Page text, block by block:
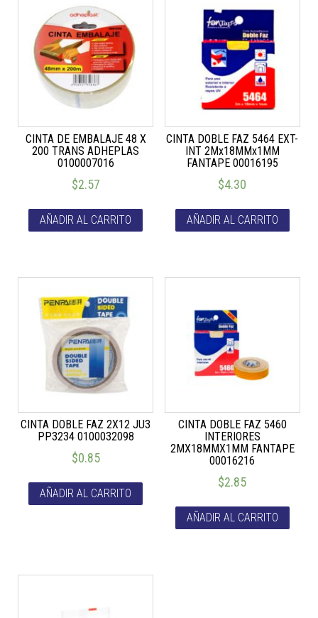
CINTA DE EMBALAJE 48 X
200 TRANS ADHEPLAS
0100007016
$2.57
AÑADIR AL CARRITO
CINTA DOBLE FAZ 5464 EXT-
INT 2Mx18MMx1MM
FANTAPE 00016195
$4.30
AÑADIR AL CARRITO
CINTA DOBLE FAZ 2X12 JU3
PP3234 0100032098
$0.85
AÑADIR AL CARRITO
CINTA DOBLE FAZ 5460
INTERIORES
2MX18MMX1MM FANTAPE
00016216
$2.85
AÑADIR AL CARRITO